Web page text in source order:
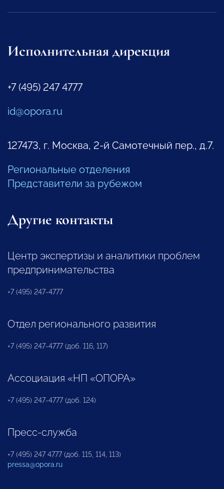
Исполнительная дирекция
+7 (495) 247 4777
id@opora.ru
127473, г. Москва, 2-й Самотечный пер., д.7.
Региональные отделения
Представители за рубежом
Другие контакты
Центр экспертизы и аналитики проблем
предпринимательства
+7 (495) 247-4777
Отдел регионального развития
+7 (495) 247-4777 (доб. 116, 117)
Ассоциация «НП «ОПОРА»
+7 (495) 247-4777 (доб. 124)
Пресс-служба
+7 (495) 247 4777 (доб. 115, 114, 113)
pressa@opora.ru